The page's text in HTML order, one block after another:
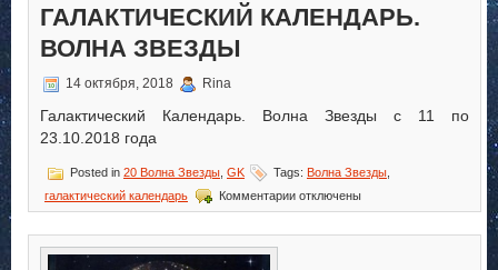
ГАЛАКТИЧЕСКИЙ КАЛЕНДАРЬ.
ВОЛНА ЗВЕЗДЫ
14 октября, 2018 Rina
Галактический Календарь. Волна Звезды с 11 по
23.10.2018 года
Posted in 20 Волна Звезды GK Tags: Волна Звезды
галактический календарь
Комментариик
записи
отключены